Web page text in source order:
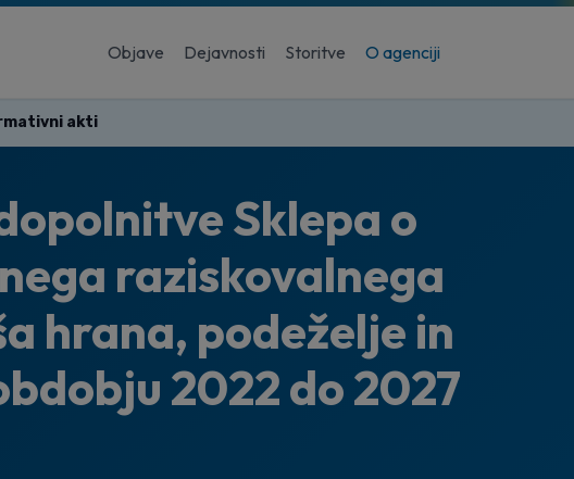
Objave Dejavnosti Storitve O agenciji
akti
Sklepa o
raziskovalnega
hrana, podeželje in
2022 do 2027